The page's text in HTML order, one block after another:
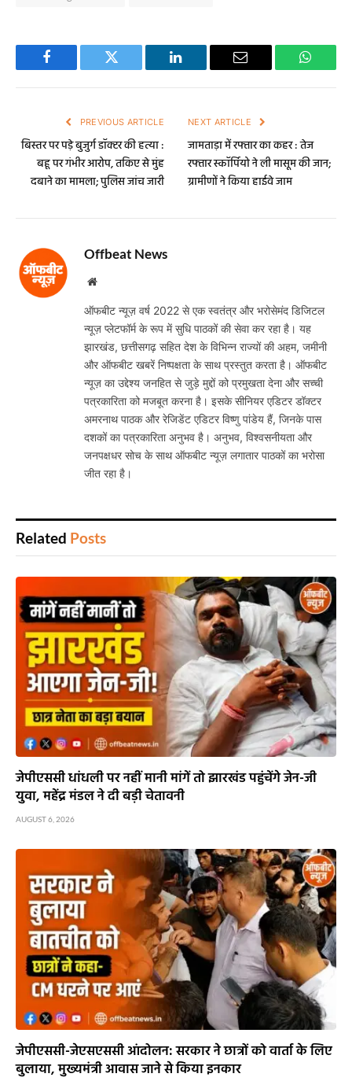
Facebook Twitter LinkedIn Email
PREVIOUS ARTICLE
बिस्तर पर पड़े बुजुर्ग डॉक्टर की हत्या :
बहू पर गंभीर आरोप, तकिए से मुंह
दबाने का मामला; पुलिस जांच जारी
NEXT ARTICLE
जामताड़ा में रफ्तार का कहर : तेज
रफ्तार स्कॉर्पियो ने ली मासूम की जान;
ग्रामीणों ने किया हाईवे जाम
Offbeat News
Website
ऑफबीट न्यूज़ वर्ष 2022 से एक स्वतंत्र और भरोसेमंद डिजिटल
न्यूज़ प्लेटफॉर्म के रूप में सुधि पाठकों की सेवा कर रहा है। यह
झारखंड, छत्तीसगढ़ सहित देश के विभिन्न राज्यों की अहम, जमीनी
और ऑफबीट खबरें निष्पक्षता के साथ प्रस्तुत करता है। ऑफबीट
न्यूज़ का उद्देश्य जनहित से जुड़े मुद्दों को प्रमुखता देना और सच्ची
पत्रकारिता को मजबूत करना है। इसके सीनियर एडिटर डॉक्टर
अमरनाथ पाठक और रेजिडेंट एडिटर विष्णु पांडेय हैं, जिनके पास
दशकों का पत्रकारिता अनुभव है। अनुभव, विश्वसनीयता और
जनपक्षधर सोच के साथ ऑफबीट न्यूज़ लगातार पाठकों का भरोसा
जीत रहा है।
Related Posts
जेपीएससी धांधली पर नहीं मानी मांगें तो झारखंड पहुंचेंगे जेन-जी
युवा, महेंद्र मंडल ने दी बड़ी चेतावनी
AUGUST 6, 2026
जेपीएससी-जेएसएससी आंदोलन: सरकार ने छात्रों को वार्ता के लिए
बुलाया, मुख्यमंत्री आवास जाने से किया इनकार